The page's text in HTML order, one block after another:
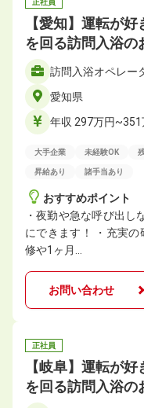
正社員
【愛知】運転が
を回る訪問入浴の
訪問入浴オペレー
愛知県
年収 297万円~351
大手企業 未経験OK
昇給あり 諸手当あり
おすすめポイント
・夜勤や急な呼び出し
にできます！ ・充実
修や1ヶ月…
お問い合わせ
正社員
【岐阜】運転が
を回る訪問入浴の